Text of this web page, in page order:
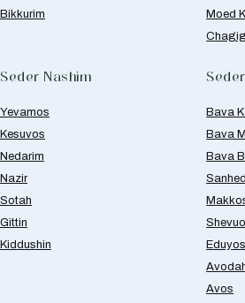
Bikkurim
Moed
Seder Nashim
Yevamos
Kesuvos
Nedarim
Nazir
Sotah
Gittin
Kiddushin
Bava
Bava
Bava
Eduyos
Avos